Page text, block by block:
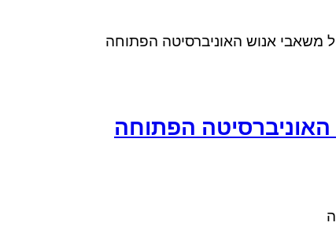
משאבי אנוש האוניברסיטה הפתוחה
האוניברסיטה הפתוחה